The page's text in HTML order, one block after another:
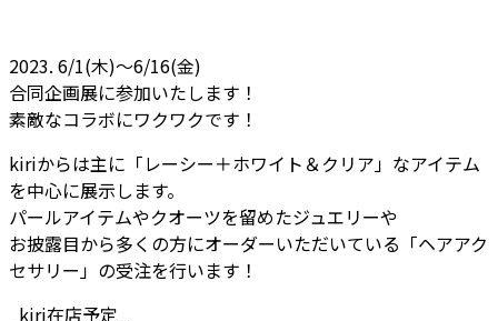
2023. 6/1(木)～6/16(金)
合同企画展に参加いたします！
素敵なコラボにワクワクです！
kiriからは主に「レーシー＋ホワイト＆クリア」なアイテム
を中心に展示します。
パールアイテムやクオーツを留めたジュエリーや
お披露目から多くの方にオーダーいただいている「ヘアアク
セサリー」の受注を行います！
_kiri在店予定_